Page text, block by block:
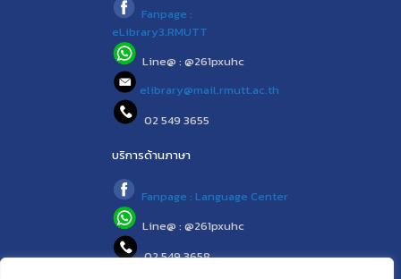
Fanpage :
eLibrary3.RMUTT
Line@ : @261pxuhc
elibrary@mail.rmutt.ac.th
02 549 3655
บริการด้านภาษา
Fanpage : Language Center
Line@ : @261pxuhc
02 549 3658